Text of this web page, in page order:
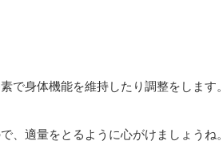
で身体機能を維持したり調整をします。
、適量をとるように心がけましょうね。